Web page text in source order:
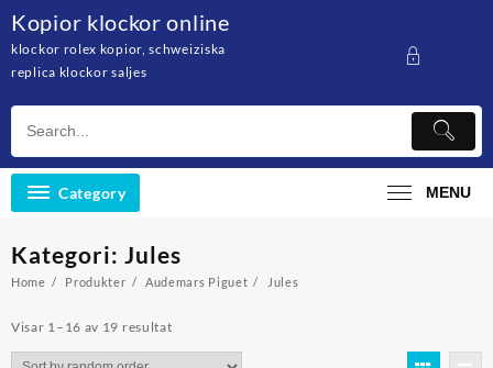
content
Kopior klockor online
klockor rolex kopior, schweiziska
replica klockor saljes
Category MENU
Kategori: Jules
Home Produkter Audemars Piguet Jules
Visar 1–16 av 19 resultat